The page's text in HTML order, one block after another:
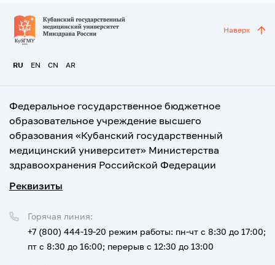
RU EN CN AR
Наверх
Федеральное государственное бюджетное
образовательное учреждение высшего
образования «Кубанский государственный
медицинский университет» Министерства
здравоохранения Российской Федерации
Реквизиты
Горячая линия:
+7 (800) 444-19-20 режим работы: пн-чт с 8:30 до 17:00;
пт с 8:30 до 16:00; перерыв с 12:30 до 13:00